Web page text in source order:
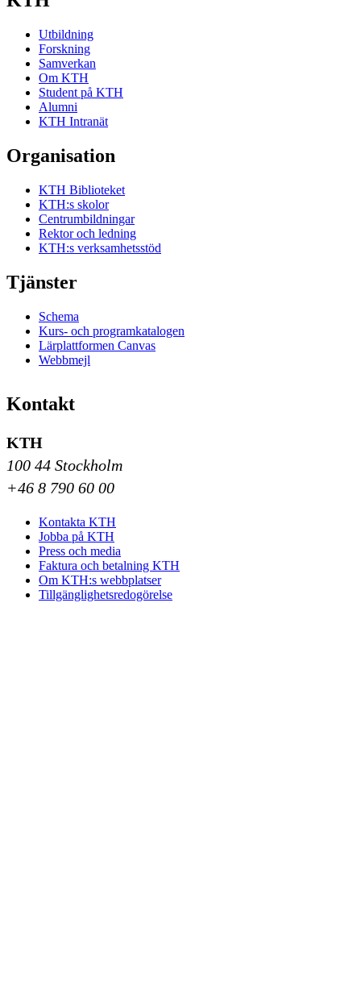
Utbildning
Forskning
Samverkan
Om KTH
Student på KTH
Alumni
KTH Intranät
Organisation
KTH Biblioteket
KTH:s skolor
Centrumbildningar
Rektor och ledning
KTH:s verksamhetsstöd
Tjänster
Schema
Kurs- och programkatalogen
Lärplattformen Canvas
Webbmejl
Kontakt
KTH
100 44 Stockholm
+46 8 790 60 00
Kontakta KTH
Jobba på KTH
Press och media
Faktura och betalning KTH
Om KTH:s webbplatser
Tillgänglighetsredogörelse